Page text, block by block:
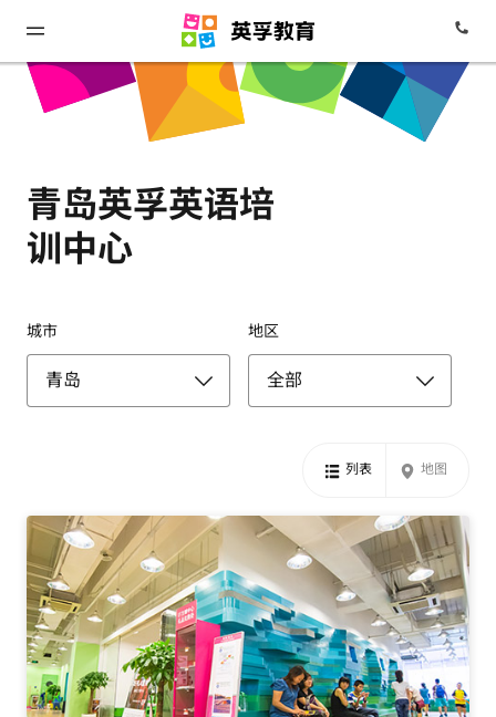
青岛英孚英语培
训中心
城市 地区
列表 地图